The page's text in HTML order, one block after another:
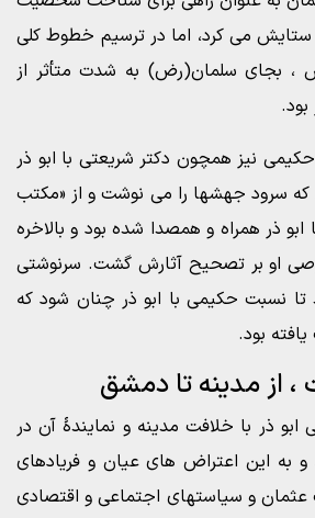
می کرد، اما در ترسیم خطوط کلی
، بجای سلمان(رض) به شدت متأثر از
حکیمی نیز همچون دکتر شریعتی با ابو ذر
که سرود جهشها را می نوشت و از «مکتب
ابو ذر همراه و همصدا شده بود و بالاخره
او بر تصحیح آثارش گشت. سرنوشتی
نسبت حکیمی با ابو ذر چنان شود که
بود.
، از مدینه تا دمشق
ابو ذر با خلافت مدینه و نمایندۀ آن در
به این اعتراض های عیان و فریادهای
عثمان و سیاستهای اجتماعی و اقتصادی